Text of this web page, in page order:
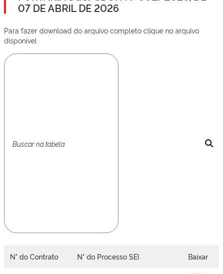
07 DE ABRIL DE 2026
Para fazer download do arquivo completo clique no arquivo
disponível
N° do Contrato N° do Processo SEI Baixar